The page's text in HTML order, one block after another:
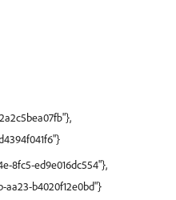
8fc5-ed9e016dc554"},
aa23-b4020f12e0bd"}